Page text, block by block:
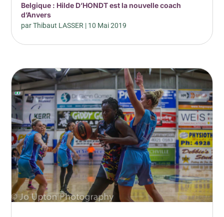
Belgique : Hilde D’HONDT est la nouvelle coach
d’Anvers
parThibaut LASSER | 10 Mai 2019